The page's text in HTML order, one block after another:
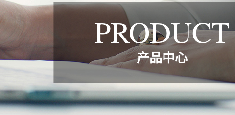
PRODUCT
产品中心